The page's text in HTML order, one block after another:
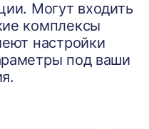
Могут входить
комплексы
настройки
под ваши